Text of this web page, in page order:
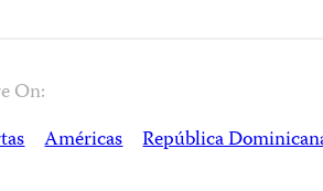
On:
Américas República